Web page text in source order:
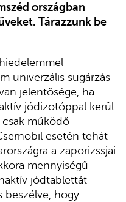
országban
Tárazzunk be
univerzális sugárzás
jelentősége, ha
jódizotóppal kerül
csak működő
esetén tehát
a zaporizssjai
mennyiségű
jódtablettát
beszélve, hogy